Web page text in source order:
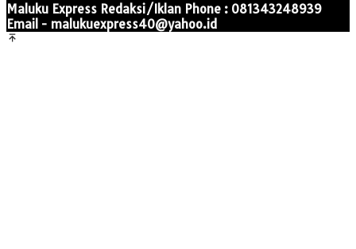
Maluku Express Redaksi/Iklan Phone : 081343248939
Email - malukuexpress40@yahoo.id